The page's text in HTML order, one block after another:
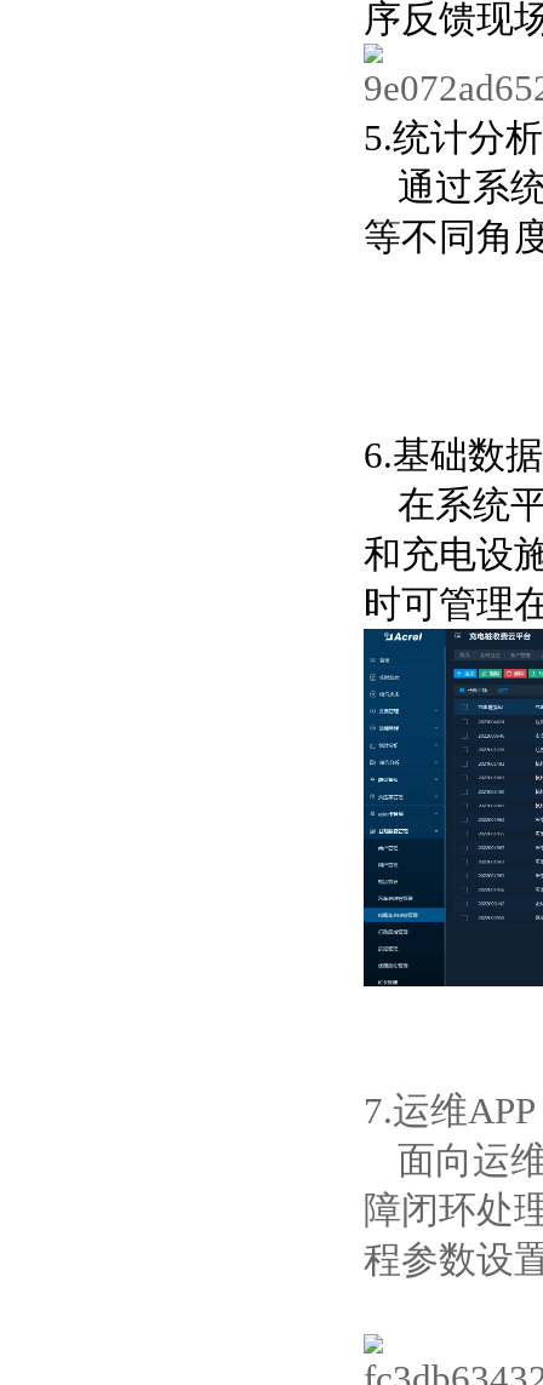
序反馈现
5.统计分析
通过系
等不同角
6.基础数
在系统
和充电设
时可管理
7.运维APP
面向运
障闭环处
程参数设